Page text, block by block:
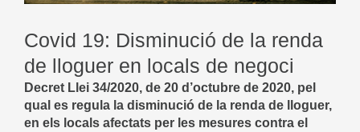
Covid 19: Disminució de la renda
de lloguer en locals de negoci
Decret Llei 34/2020, de 20 d’octubre de 2020, pel
qual es regula la disminució de la renda de lloguer,
en els locals afectats per les mesures contra el